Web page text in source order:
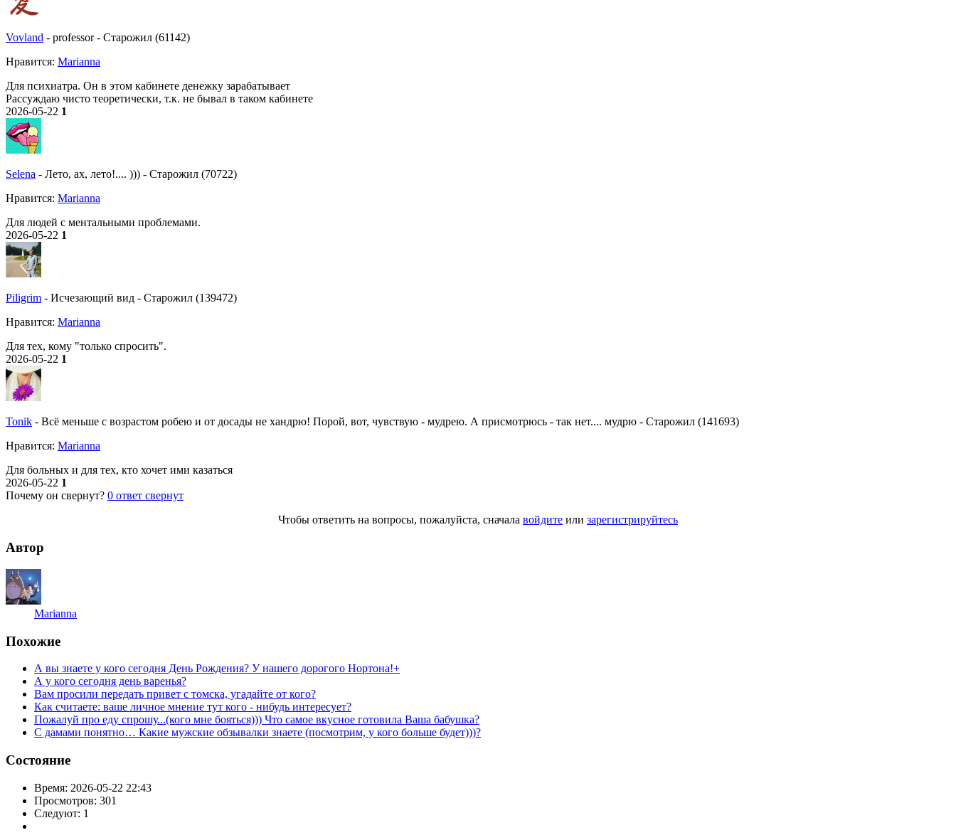
Vovland - professor - Старожил (61142)
Нравитcя: Marianna
Для психиатра. Он в этом кабинете денежку зарабатывает
Рассуждаю чисто теоретически, т.к. не бывал в таком кабинете
2026-05-22 1
Selena - Лето, ах, лето!.... ))) - Старожил (70722)
Нравитcя: Marianna
Для людей с ментальными проблемами.
2026-05-22 1
Piligrim - Исчезающий вид - Старожил (139472)
Нравитcя: Marianna
Для тех, кому "только спросить".
2026-05-22 1
Tonik - Всё меньше с возрастом робею и от досады не хандрю! Порой, вот, чувствую - мудрею. А присмотрюсь - так нет.... мудрю - Старожил (141693)
Нравитcя: Marianna
Для больных и для тех, кто хочет ими казаться
2026-05-22 1
Почему он свернут? 0 ответ свернут
Чтобы ответить на вопросы, пожалуйста, сначала войдите или зарегистрируйтесь
Автор
Marianna
Похожие
А вы знаете у кого сегодня День Рождения? У нашего дорогого Нортона!+
А у кого сегодня день варенья?
Вам просили передать привет с томска, угадайте от кого?
Как считаете: ваше личное мнение тут кого - нибудь интересует?
Пожалуй про еду спрошу...(кого мне бояться))) Что самое вкусное готовила Ваша бабушка?
С дамами понятно… Какие мужские обзывалки знаете (посмотрим, у кого больше будет)))?
Состояние
Время: 2026-05-22 22:43
Просмотров: 301
Следуют: 1